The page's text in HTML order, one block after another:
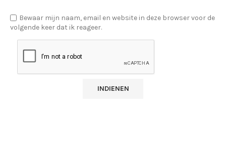
Bewaar mijn naam, email en website in deze browser voor de
volgende keer dat ik reageer.